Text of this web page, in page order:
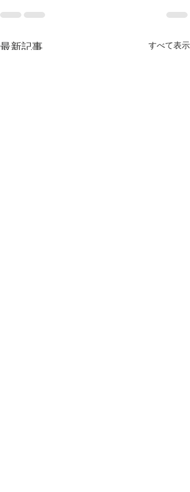
最新記事 すべて表示